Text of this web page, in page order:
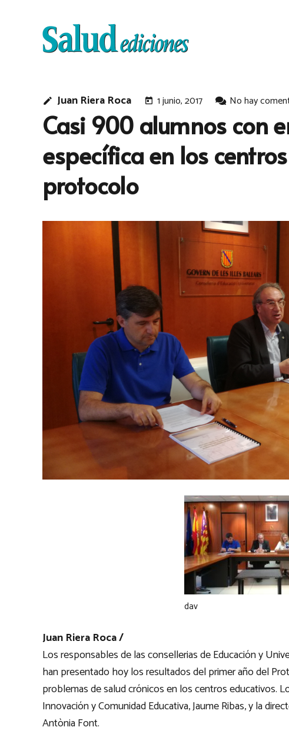
edit Juan Riera Roca today 1 junio, 2017 No hay
Casi 900 alumnos con
específica en los
protocolo
dav
Juan Riera Roca /
Los responsables de las consellerias de Educación y
han presentado hoy los resultados del primer año del
problemas de salud crónicos en los centros educativos.
Innovación y Comunidad Educativa, Jaume Ribas, y la
Antònia Font.